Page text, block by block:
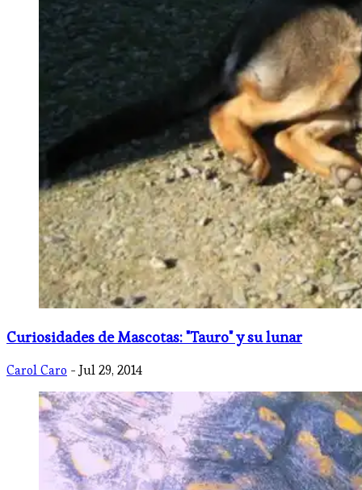
Curiosidades de Mascotas: "Tauro" y su lunar
Carol Caro - Jul 29, 2014